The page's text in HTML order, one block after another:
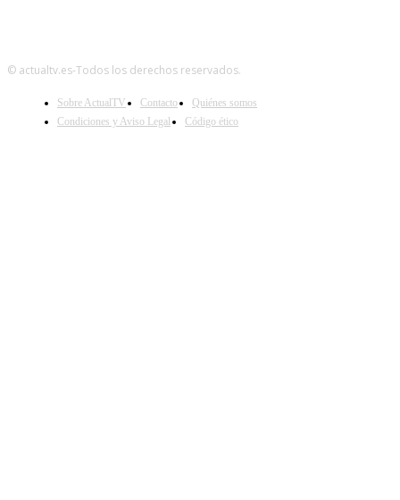
© actualtv.es-Todos los derechos reservados.
Sobre ActualTV Contacto
Quiénes somos
Condiciones y Aviso Legal
Código ético